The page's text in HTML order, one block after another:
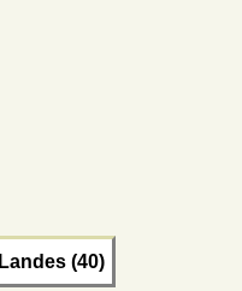
Landes (40)